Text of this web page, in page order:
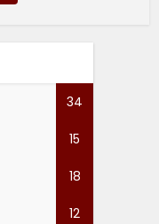
34
15
18
12